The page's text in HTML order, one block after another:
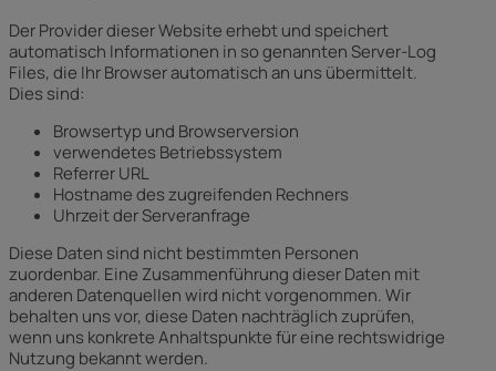
Der Provider dieser Website erhebt und speichert
automatisch Informationen in so genannten Server-Log
Files, die Ihr Browser automatisch an uns übermittelt.
Dies sind:
Browsertyp und Browserversion
verwendetes Betriebssystem
Referrer URL
Hostname des zugreifenden Rechners
Uhrzeit der Serveranfrage
Diese Daten sind nicht bestimmten Personen
zuordenbar. Eine Zusammenführung dieser Daten mit
anderen Datenquellen wird nicht vorgenommen. Wir
behalten uns vor, diese Daten nachträglich zuprüfen,
wenn uns konkrete Anhaltspunkte für eine rechtswidrige
Nutzung bekannt werden.